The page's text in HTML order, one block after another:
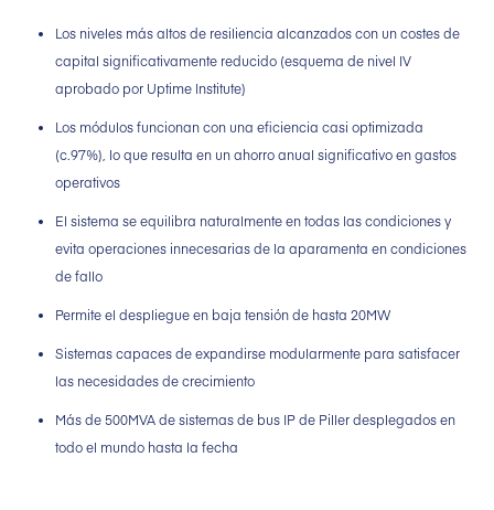
Los niveles más altos de resiliencia alcanzados con un costes de
capital significativamente reducido (esquema de nivel IV
aprobado por Uptime Institute)
Los módulos funcionan con una eficiencia casi optimizada
(c.97%), lo que resulta en un ahorro anual significativo en gastos
operativos
El sistema se equilibra naturalmente en todas las condiciones y
evita operaciones innecesarias de la aparamenta en condiciones
de fallo
Permite el despliegue en baja tensión de hasta 20MW
Sistemas capaces de expandirse modularmente para satisfacer
las necesidades de crecimiento
Más de 500MVA de sistemas de bus IP de Piller desplegados en
todo el mundo hasta la fecha